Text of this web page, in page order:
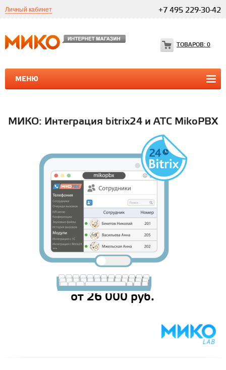
Личный кабинет +7 495 229-30-42
МЕНЮ
ТОВАРОВ: 0
ПРОГРАММЫ 1С 1С
МИКО: Интеграция bitrix24 и АТС MikoPBX
от 26 000 руб.